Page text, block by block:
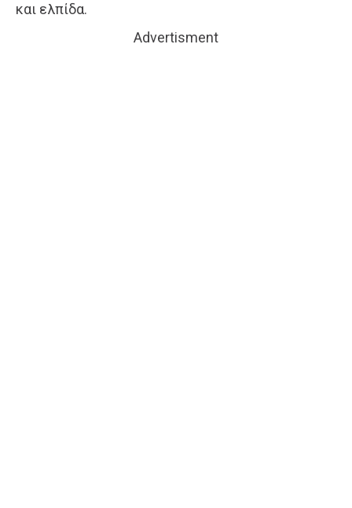
και ελπίδα.
Advertisment